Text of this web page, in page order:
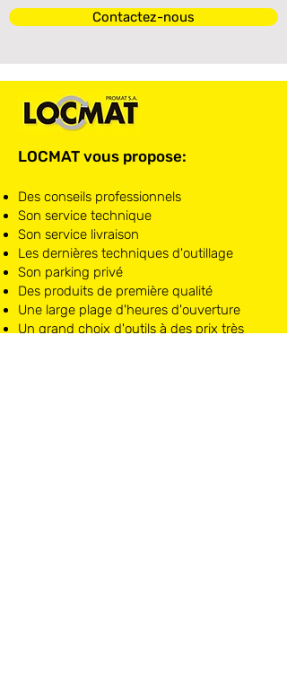
Contactez-nous
LOCMAT vous propose:
Des conseils professionnels
Son service technique
Son service livraison
Les dernières techniques d'outillage
Son parking privé
Des produits de première qualité
Une large plage d'heures d'ouverture
Un grand choix d'outils à des prix très